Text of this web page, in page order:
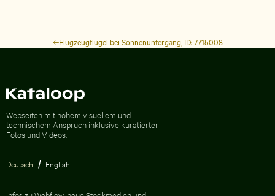
Flugzeugflügel bei Sonnenuntergang, ID: 7715008
Webseiten mit hohem visuellem und
technischem Anspruch inklusive kuratierter
Fotos und Videos.
Deutsch English